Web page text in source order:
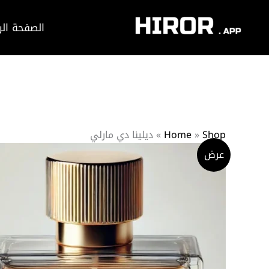
المحتوى
الصفحة
Home»Shop
»ديلينا دي مارلي
عرض